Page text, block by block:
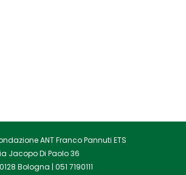
ANT Franco Pannuti ETS
Jacopo Di Paolo 36
Bologna |051 7190111